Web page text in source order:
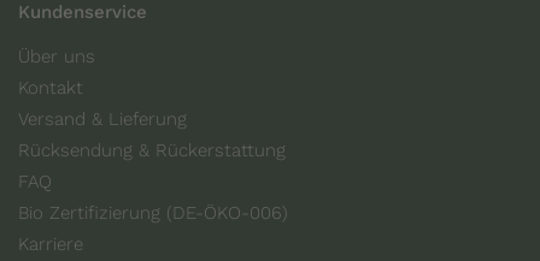
Kundenservice
Über uns
Kontakt
Versand & Lieferung
Rücksendung & Rückerstattung
FAQ
Bio Zertifizierung (DE-ÖKO-006)
Karriere